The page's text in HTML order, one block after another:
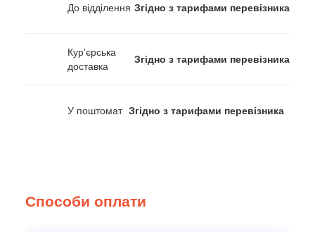
До відділення Згідно з тарифами перевізника
Кур'єрська
доставка
Згідно з тарифами перевізника
У поштомат Згідно з тарифами перевізника
Способи оплати